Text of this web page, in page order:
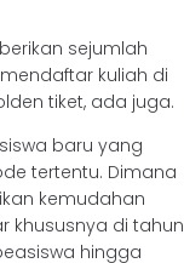
sejumlah
kuliah di
tiket, ada juga.
baru yang
tertentu. Dimana
kemudahan
khususnya di tahun
hingga